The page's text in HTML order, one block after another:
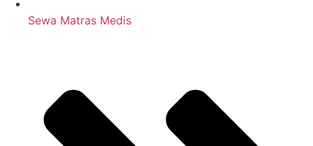
Sewa Matras Medis